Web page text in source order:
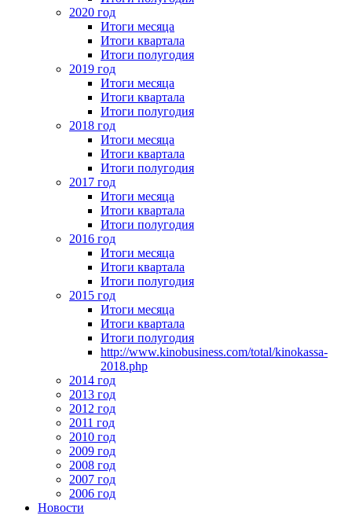
2020 год
Итоги месяца
Итоги квартала
Итоги полугодия
2019 год
Итоги месяца
Итоги квартала
Итоги полугодия
2018 год
Итоги месяца
Итоги квартала
Итоги полугодия
2017 год
Итоги месяца
Итоги квартала
Итоги полугодия
2016 год
Итоги месяца
Итоги квартала
Итоги полугодия
2015 год
Итоги месяца
Итоги квартала
Итоги полугодия
http://www.kinobusiness.com/total/kinokassa-
2018.php
2014 год
2013 год
2012 год
2011 год
2010 год
2009 год
2008 год
2007 год
2006 год
Новости